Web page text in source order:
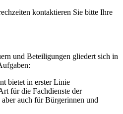
kontaktieren Sie bitte Ihre
und Beteiligungen gliedert sich in
bietet in erster Linie
für die Fachdienste der
auch für Bürgerinnen und